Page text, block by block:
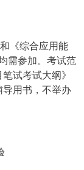
《综合应用能
需参加。考试范
试考试大纲》
导用书，不举办